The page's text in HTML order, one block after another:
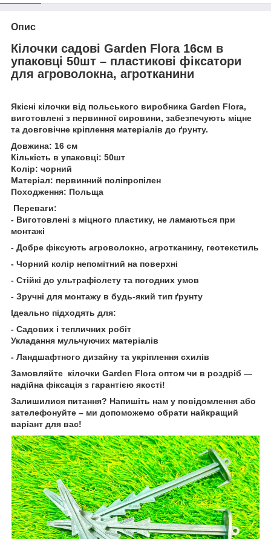
Опис
Кілочки садові Garden Flora 16см в
упаковці 50шт – пластикові фіксатори
для агроволокна, агротканини
Якісні кілочки від польського виробника Garden Flora,
виготовлені з первинної сировини, забезпечують міцне
та довговічне кріплення матеріалів до ґрунту.
Довжина: 16 см
Кількість в упаковці: 50шт
Колір: чорний
Матеріал: первинний поліпропілен
Походження: Польща
Переваги:
- Виготовлені з міцного пластику, не ламаються при
монтажі
- Добре фіксують агроволокно, агротканину, геотекстиль
- Чорний колір непомітний на поверхні
- Стійкі до ультрафіолету та погодних умов
- Зручні для монтажу в будь-який тип ґрунту
Ідеально підходять для:
- Садових і тепличних робіт
Укладання мульчуючих матеріалів
- Ландшафтного дизайну та укріплення схилів
Замовляйте кілочки Garden Flora оптом чи в роздріб —
надійна фіксація з гарантією якості!
Залишилися питання? Напишіть нам у повідомлення або
зателефонуйте – ми допоможемо обрати найкращий
варіант для вас!